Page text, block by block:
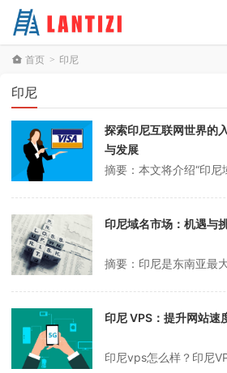
首页 > 印尼
印尼
探索印尼互联网世界的
与发展
印尼域名市场：机遇与
印尼 VPS：提升网站速